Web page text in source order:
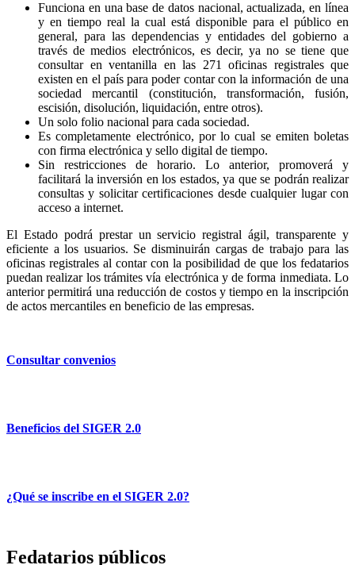
Funciona en una base de datos nacional, actualizada, en línea
y en tiempo real la cual está disponible para el público en
general, para las dependencias y entidades del gobierno a
través de medios electrónicos, es decir, ya no se tiene que
consultar en ventanilla en las 271 oficinas registrales que
existen en el país para poder contar con la información de una
sociedad mercantil (constitución, transformación, fusión,
escisión, disolución, liquidación, entre otros).
Un solo folio nacional para cada sociedad.
Es completamente electrónico, por lo cual se emiten boletas
con firma electrónica y sello digital de tiempo.
Sin restricciones de horario. Lo anterior, promoverá y
facilitará la inversión en los estados, ya que se podrán realizar
consultas y solicitar certificaciones desde cualquier lugar con
acceso a internet.
El Estado podrá prestar un servicio registral ágil, transparente y
eficiente a los usuarios. Se disminuirán cargas de trabajo para las
oficinas registrales al contar con la posibilidad de que los fedatarios
puedan realizar los trámites vía electrónica y de forma inmediata. Lo
anterior permitirá una reducción de costos y tiempo en la inscripción
de actos mercantiles en beneficio de las empresas.
Consultar convenios
Beneficios del SIGER 2.0
¿Qué se inscribe en el SIGER 2.0?
Fedatarios públicos